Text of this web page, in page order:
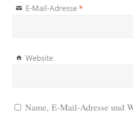
E-Mail-Adresse *
Website
Name, E-Mail-Adresse und